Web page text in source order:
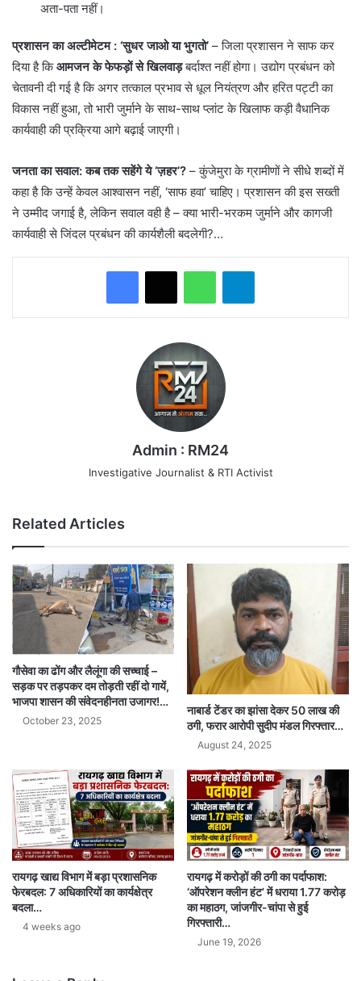
अता-पता नहीं।
प्रशासन का अल्टीमेटम : ‘सुधर जाओ या भुगतो’ – जिला प्रशासन ने साफ कर
दिया है किआमजन के फेफड़ों से खिलवाड़बर्दाश्त नहीं होगा। उद्योग प्रबंधन को
चेतावनी दी गई है कि अगर तत्काल प्रभाव से धूल नियंत्रण और हरित पट्टी का
विकास नहीं हुआ, तो भारी जुर्माने के साथ-साथ प्लांट के खिलाफ कड़ी वैधानिक
कार्यवाही की प्रक्रिया आगे बढ़ाई जाएगी।
जनता का सवाल: कब तक सहेंगे ये ‘ज़हर’? – कुंजेमुरा के ग्रामीणों ने सीधे शब्दों में
कहा है कि उन्हें केवल आश्वासन नहीं, ‘साफ हवा’ चाहिए। प्रशासन की इस सख्ती
ने उम्मीद जगाई है, लेकिन सवाल वही है – क्या भारी-भरकम जुर्माने और कागजी
कार्यवाही से जिंदल प्रबंधन की कार्यशैली बदलेगी?…
WhatsAppTelegram
Admin : RM24
Investigative Journalist & RTI Activist
Related Articles
गौसेवा का ढोंग और लैलूंगा की सच्चाई –
सड़क पर तड़पकर दम तोड़ती रहीं दो गायें,
भाजपा शासन की संवेदनहीनता उजागर!…
October 23, 2025
नाबार्ड टेंडर का झांसा देकर 50 लाख की
ठगी, फरार आरोपी सुदीप मंडल गिरफ्तार…
August 24, 2025
रायगढ़ खाद्य विभाग में बड़ा प्रशासनिक
फेरबदल: 7 अधिकारियों का कार्यक्षेत्र
बदला…
4 weeks ago
रायगढ़ में करोड़ों की ठगी का पर्दाफाश:
‘ऑपरेशन क्लीन हंट’ में धराया 1.77 करोड़
का महाठग, जांजगीर-चांपा से हुई
गिरफ्तारी…
June 19, 2026